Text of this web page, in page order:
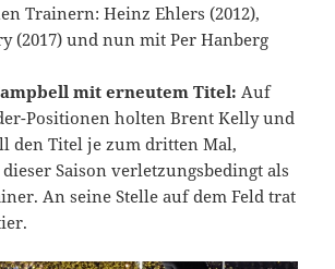
Trainern: Heinz Ehlers (2012),
(2017) und nun mit Per Hanberg
mit erneutem Titel: Auf
Positionen holten Brent Kelly und
den Titel je zum dritten Mal,
Saison verletzungsbedingt als
An seine Stelle auf dem Feld trat